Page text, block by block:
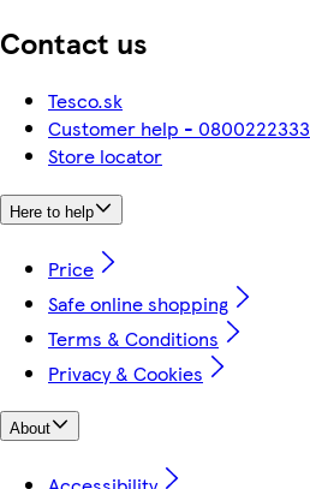
Contact us
Tesco.sk
Customer help - 0800222333
Store locator
Here to help
Price
Safe online shopping
Terms & Conditions
Privacy & Cookies
About